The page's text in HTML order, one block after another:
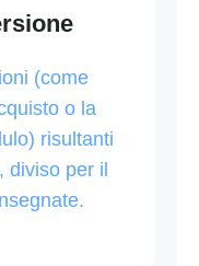
(come
o la
risultanti
diviso per il